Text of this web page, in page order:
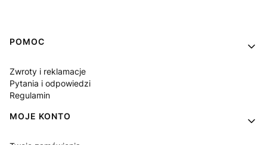
Linki w stopce
POMOC
Zwroty i reklamacje
Pytania i odpowiedzi
Regulamin
MOJE KONTO